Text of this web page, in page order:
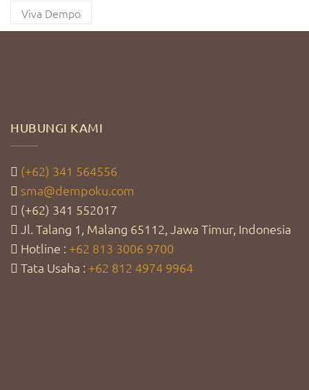
Viva Dempo
HUBUNGI KAMI
(+62) 341 564556
sma@dempoku.com
(+62) 341 552017
Jl. Talang 1, Malang 65112, Jawa Timur, Indonesia
Hotline : +62 813 3006 9700
Tata Usaha : +62 812 4974 9964